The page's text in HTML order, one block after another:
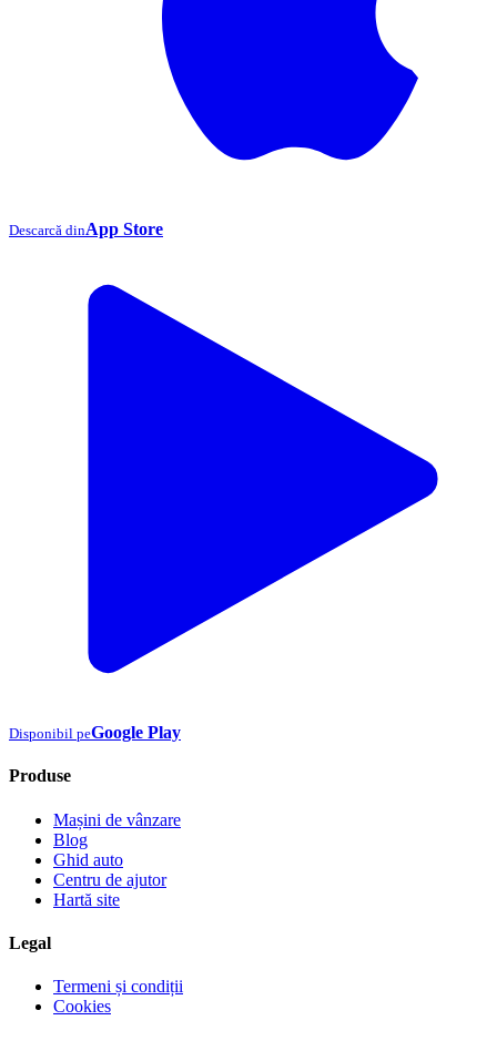
Descarcă dinApp Store
Disponibil peGoogle Play
Produse
Mașini de vânzare
Blog
Ghid auto
Centru de ajutor
Hartă site
Legal
Termeni și condiții
Cookies